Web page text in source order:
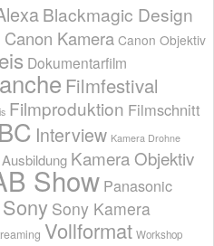
Blackmagic Design
Canon Kamera Canon Objektiv
Dokumentarfilm
Filmfestival
Filmproduktion Filmschnitt
Interview Kamera Drohne
Kamera Objektiv
Show Panasonic
Sony Sony Kamera
Vollformat Workshop